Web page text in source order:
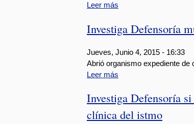
Leer más
Investiga Defensoría
Jueves, Junio 4, 2015 - 16:33
Abrió organismo expediente de
Leer más
Investiga Defensoría
clínica del istmo